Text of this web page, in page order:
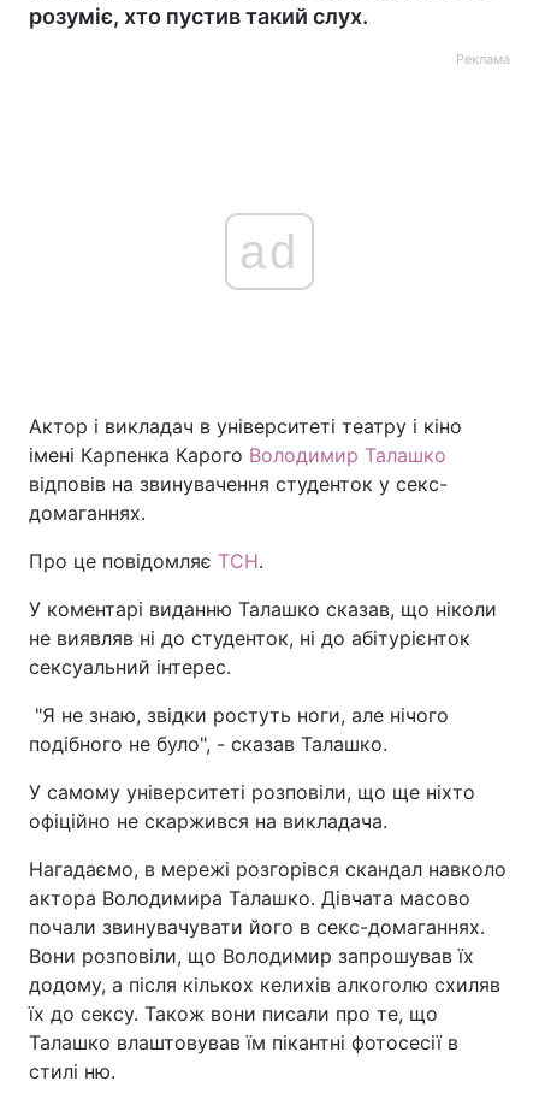
розуміє, хто пустив такий слух.
Реклама
ad
Актор і викладач в університеті театру і кіно
імені Карпенка Карого Володимир Талашко
відповів на звинувачення студенток у секс-
домаганнях.
Про це повідомляє ТСН.
У коментарі виданню Талашко сказав, що ніколи
не виявляв ні до студенток, ні до абітурієнток
сексуальний інтерес.
"Я не знаю, звідки ростуть ноги, але нічого
подібного не було", - сказав Талашко.
У самому університеті розповіли, що ще ніхто
офіційно не скаржився на викладача.
Нагадаємо, в мережі розгорівся скандал навколо
актора Володимира Талашко. Дівчата масово
почали звинувачувати його в секс-домаганнях.
Вони розповіли, що Володимир запрошував їх
додому, а після кількох келихів алкоголю схиляв
їх до сексу. Також вони писали про те, що
Талашко влаштовував їм пікантні фотосесії в
стилі ню.